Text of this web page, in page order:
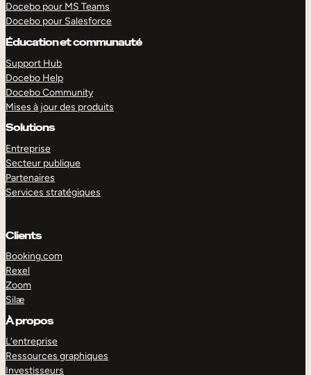
Docebo pour MS Teams
Docebo pour Salesforce
Éducation et communauté
Support Hub
Docebo Help
Docebo Community
Mises à jour des produits
Solutions
Entreprise
Secteur publique
Partenaires
Services stratégiques
Clients
Booking.com
Rexel
Zoom
Silæ
À propos
L’entreprise
Ressources graphiques
Investisseurs